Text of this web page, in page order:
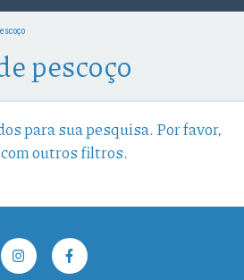
pescoço
para sua pesquisa. Por favor,
outros filtros.